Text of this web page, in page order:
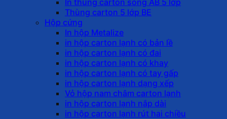
Thùng carton 5 lớp BE
Hộp cứng
In hộp Metalize
in hộp carton lạnh có bản lề
in hộp carton lạnh có đai
in hộp carton lạnh có khay
in hộp carton lạnh có tay gấp
in hộp carton lạnh dạng xếp
Vỏ hộp nam châm carton lạnh
in hộp carton lạnh nắp dài
in hộp carton lạnh rút hai chiều